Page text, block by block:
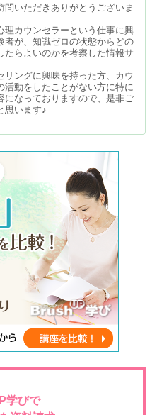
問いただきありがとうございま
理カウンセラーという仕事に興
者が、知識ゼロの状態からどの
たらよいのかを考察した情報サ
リングに興味を持った方、カウ
活動をしたことがない方に特に
になっておりますので、是非ご
思います♪
学びで